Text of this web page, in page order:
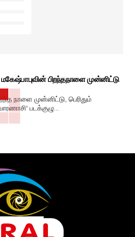
பிறந்தநாளை முன்னிட்டு
நாளை முன்னிட்டு, பெரிதும்
படக்குழு...